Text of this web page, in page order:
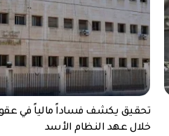
تحقيق يكشف فساداً مالياً في
خلال عهد النظام الأسد